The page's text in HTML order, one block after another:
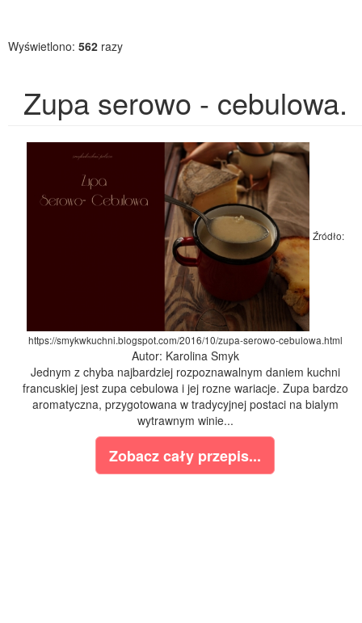
Wyświetlono: 562 razy
Zupa serowo - cebulowa.
Źródło:
https://smykwkuchni.blogspot.com/2016/10/zupa-serowo-cebulowa.html
Autor: Karolina Smyk
Jednym z chyba najbardziej rozpoznawalnym daniem kuchni
francuskiej jest zupa cebulowa i jej rozne wariacje. Zupa bardzo
aromatyczna, przygotowana w tradycyjnej postaci na bialym
wytrawnym winie...
Zobacz cały przepis...